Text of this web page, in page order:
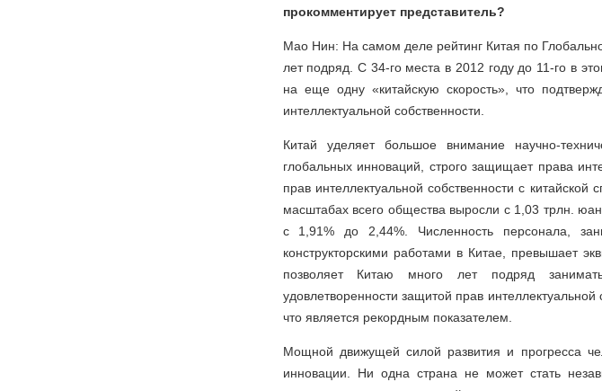
прокомментирует представитель?
Мао Нин: На самом деле рейтинг Китая по
лет подряд. С 34-го места в 2012 году до 11-го в
на еще одну «китайскую скорость», что
интеллектуальной собственности.
Китай уделяет большое внимание научно-
глобальных инноваций, строго защищает права
прав интеллектуальной собственности с
масштабах всего общества выросли с 1,03 трлн.
с 1,91% до 2,44%. Численность персонала,
конструкторскими работами в Китае, превышает
позволяет Китаю много лет подряд
удовлетворенности защитой прав
что является рекордным показателем.
Мощной движущей силой развития и прогресса
инновации. Ни одна страна не может стать